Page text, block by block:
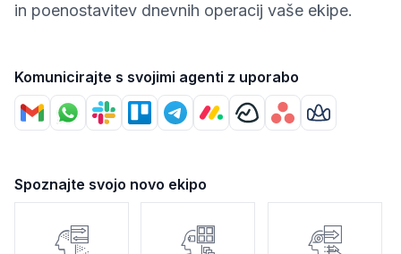
in poenostavitev dnevnih operacij vaše ekipe.
Komunicirajte s svojimi agenti z uporabo
Spoznajte svojo novo ekipo